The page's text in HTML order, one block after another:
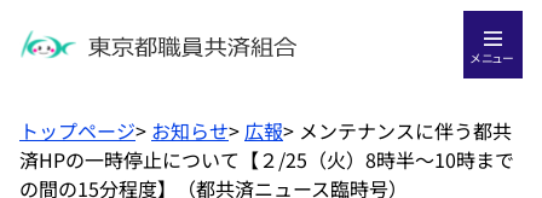
メニュー
トップページ> お知らせ> 広報> メンテナンスに伴う都共
済HPの一時停止について【２/25（火）8時半～10時まで
の間の15分程度】（都共済ニュース臨時号）